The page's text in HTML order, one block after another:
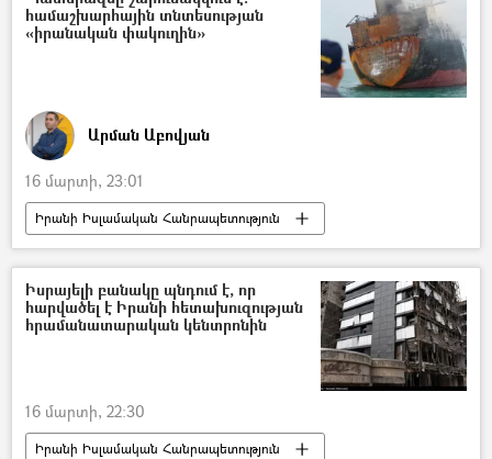
համաշխարհային տնտեսության
«իրանական փակուղին»
Արման Աբովյան
16 մարտի, 23:01
Իրանի Իսլամական Հանրապետություն
Իսրայել
ԱՄՆ
Պատերազմ
նավթ
էներգակիր
էներգետիկա
գին
Աշխարհ
Իսրայելի բանակը պնդում է, որ
հարվածել է Իրանի հետախուզության
հրամանատարական կենտրոնին
16 մարտի, 22:30
Իրանի Իսլամական Հանրապետություն